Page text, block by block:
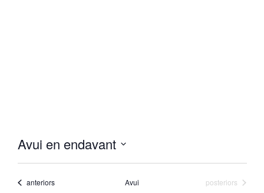
Avui en endavant
una
data.Esdeveniments
anteriors Avui Esdeveniments
posteriors